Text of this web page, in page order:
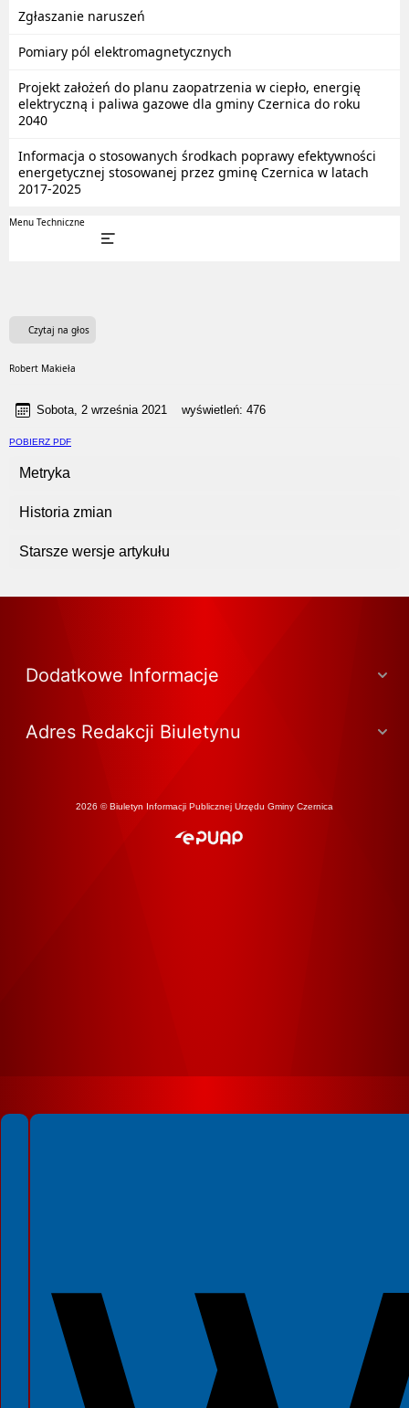
Zgłaszanie naruszeń
Pomiary pól elektromagnetycznych
Projekt założeń do planu zaopatrzenia w ciepło, energię
elektryczną i paliwa gazowe dla gminy Czernica do roku
2040
Informacja o stosowanych środkach poprawy efektywności
energetycznej stosowanej przez gminę Czernica w latach
2017-2025
Menu Techniczne
Czytaj na głos
Robert Makieła
Sobota, 2 września 2021 wyświetleń: 476
POBIERZ PDF
Metryka
Historia zmian
Starsze wersje artykułu
Dodatkowe Informacje
Adres Redakcji Biuletynu
2026 © Biuletyn Informacji Publicznej Urzędu Gminy Czernica
Spełniamy standardy WCAG 2.2
Spełniamy standardy W3C